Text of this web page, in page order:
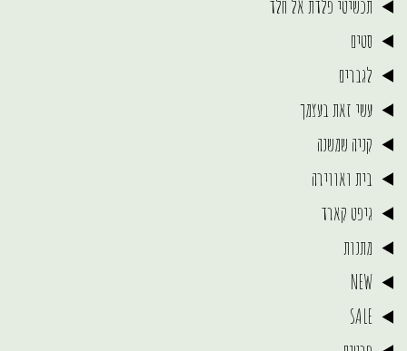
תכשיטי פלדת אל חלד
סטים
לגברים
עשי זאת בעצמך
קניה שמשנה
בית ואווירה
גיפט קארד
מתנות
NEW
SALE